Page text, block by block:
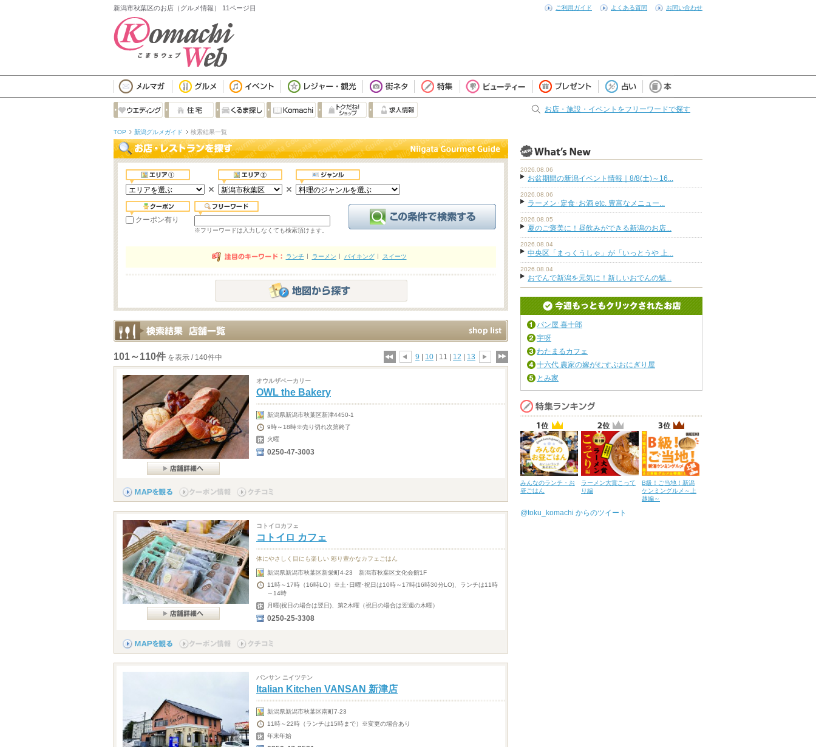
新潟市秋葉区のお店（グルメ情報） 11ページ目 ご利用ガイド よくある質問 お問い合わせ
お店・施設・イベントをフリーワードで探す
TOP 新潟グルメガイド 検索結果一覧
クーポン有り
※フリーワードは入力しなくても検索頂けます。
ランチ ラーメン バイキング スイーツ
101～110件 を表示 / 140件中 9 10 | 11 | 12 13
オウルザベーカリー
OWL the Bakery
新潟県新潟市秋葉区新津4450-1
9時～18時※売り切れ次第終了
火曜
0250-47-3003
コトイロカフェ
コトイロ カフェ
体にやさしく目にも楽しい 彩り豊かなカフェごはん
新潟県新潟市秋葉区新栄町4-23 新潟市秋葉区文化会館1F
11時～17時（16時LO）※土･日曜･祝日は10時～17時(16時30分LO)、ランチは11時
～14時
月曜(祝日の場合は翌日)、第2木曜（祝日の場合は翌週の木曜）
0250-25-3308
バンサン ニイツテン
Italian Kitchen VANSAN 新津店
新潟県新潟市秋葉区南町7-23
11時～22時（ランチは15時まで）※変更の場合あり
年末年始
2026.08.06
お盆期間の新潟イベント情報｜8/8(土)～16...
2026.08.06
ラーメン･定食･お酒 etc. 豊富なメニュー...
2026.08.05
夏のご褒美に！昼飲みができる新潟のお店...
2026.08.04
中央区「まっくうしゃ」が「いっとうや 上...
2026.08.04
おでんで新潟を元気に！新しいおでんの魅...
パン屋 喜十郎
宇呀
わたまるカフェ
十六代 農家の嫁がむすぶおにぎり屋
とみ家
みんなのランチ・お
昼ごはん
ラーメン大賞こって
り編
B級！ご当地！新潟
ケンミングルメ～上
越編～
@toku_komachi からのツイート